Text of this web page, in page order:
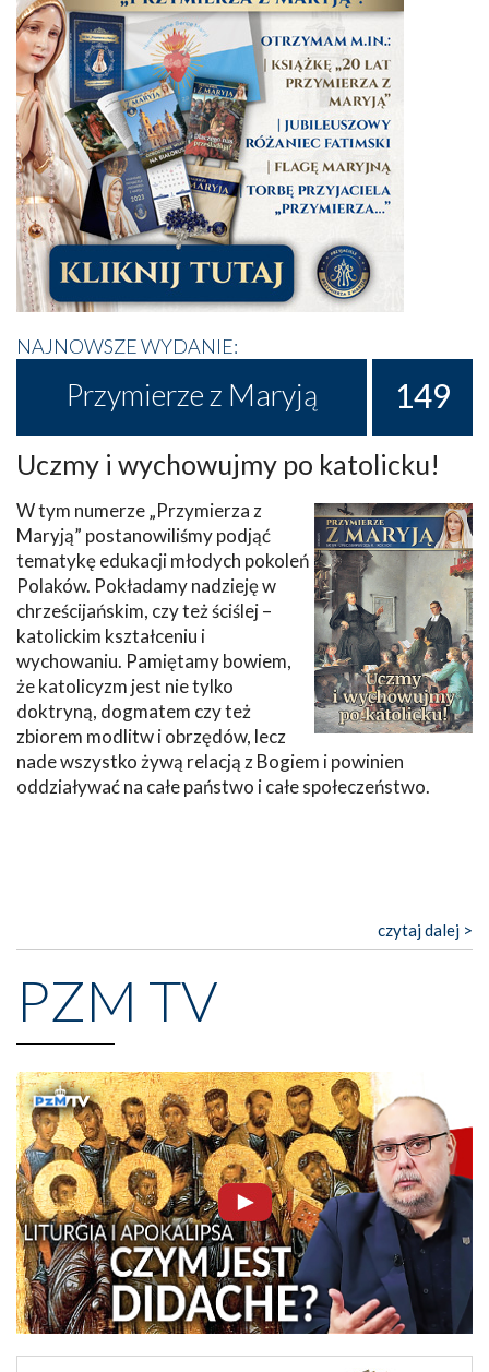
NAJNOWSZE WYDANIE:
Przymierze z Maryją 149
Uczmy i wychowujmy po katolicku!
W tym numerze „Przymierza z
Maryją” postanowiliśmy podjąć
tematykę edukacji młodych pokoleń
Polaków. Pokładamy nadzieję w
chrześcijańskim, czy też ściślej –
katolickim kształceniu i
wychowaniu. Pamiętamy bowiem,
że katolicyzm jest nie tylko
doktryną, dogmatem czy też
zbiorem modlitw i obrzędów, lecz
nade wszystko żywą relacją z Bogiem i powinien
oddziaływać na całe państwo i całe społeczeństwo.
czytaj dalej >
PZM TV